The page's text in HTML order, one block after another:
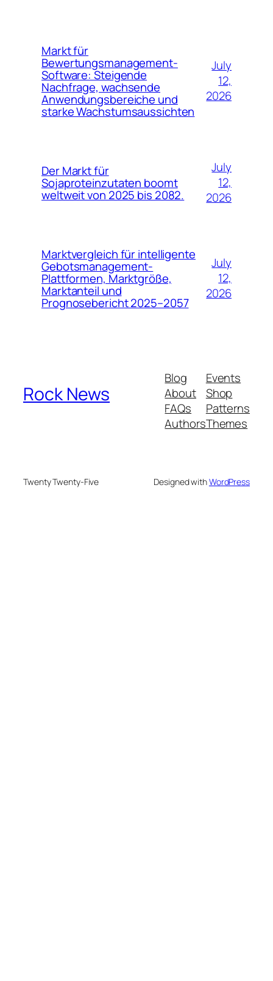
Markt für
Bewertungsmanagement-
Software: Steigende
Nachfrage, wachsende
Anwendungsbereiche und
starke Wachstumsaussichten
July
12,
2026
Der Markt für
Sojaproteinzutaten boomt
weltweit von 2025 bis 2082.
July
12,
2026
Marktvergleich für intelligente
Gebotsmanagement-
Plattformen, Marktgröße,
Marktanteil und
Prognosebericht 2025–2057
July
12,
2026
Rock News
Blog
About
FAQs
Authors
Events
Shop
Patterns
Themes
Twenty Twenty-Five Designed withWordPress